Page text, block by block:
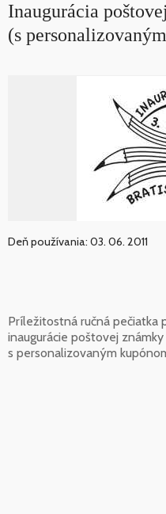
Inaugurácia
(s
Deň používania: 03. 06. 2011
Príležitostná ručná pečiatka
inaugurácie poštovej
s personalizovaným